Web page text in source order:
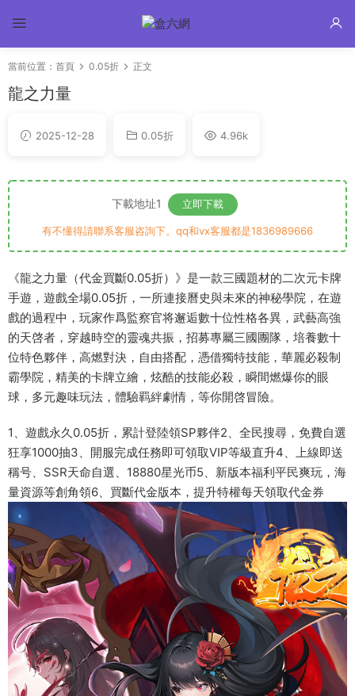
當前位置： 首頁 0.05折 正文
龍之力量
2025-12-28 0.05折 4.96k
下載地址1 立即下載
有不懂得請聯系客服咨詢下。qq和vx客服都是1836989666
《龍之力量（代金買斷0.05折）》是一款三國題材的二次元卡牌
手遊，遊戲全場0.05折，一所連接曆史與未來的神秘學院，在遊
戲的過程中，玩家作爲監察官将邂逅數十位性格各異，武藝高強
的天啓者，穿越時空的靈魂共振，招募專屬三國團隊，培養數十
位特色夥伴，高燃對決，自由搭配，憑借獨特技能，華麗必殺制
霸學院，精美的卡牌立繪，炫酷的技能必殺，瞬間燃爆你的眼
球，多元趣味玩法，體驗羁絆劇情，等你開啓冒險。
1、遊戲永久0.05折，累計登陸領SP夥伴2、全民搜尋，免費自選
狂享1000抽3、開服完成任務即可領取VIP等級直升4、上線即送
稱号、SSR天命自選、18880星光币5、新版本福利平民爽玩，海
量資源等創角領6、買斷代金版本，提升特權每天領取代金券